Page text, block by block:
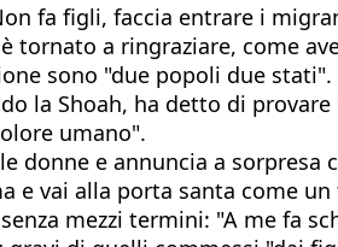
fa figli, faccia entrare i
tornato a ringraziare, come
sono "due popoli due
la Shoah, ha detto di
umano".
e annuncia a sorpresa
e vai alla porta santa come
mezzi termini: "A me fa